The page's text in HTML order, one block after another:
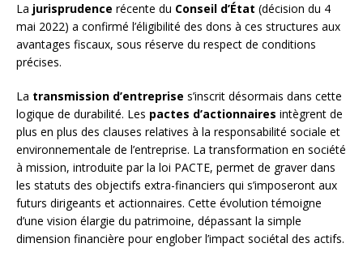
La jurisprudence récente du Conseil d’État (décision du 4
mai 2022) a confirmé l’éligibilité des dons à ces structures aux
avantages fiscaux, sous réserve du respect de conditions
précises.
La transmission d’entreprise s’inscrit désormais dans cette
logique de durabilité. Les pactes d’actionnaires intègrent de
plus en plus des clauses relatives à la responsabilité sociale et
environnementale de l’entreprise. La transformation en société
à mission, introduite par la loi PACTE, permet de graver dans
les statuts des objectifs extra-financiers qui s’imposeront aux
futurs dirigeants et actionnaires. Cette évolution témoigne
d’une vision élargie du patrimoine, dépassant la simple
dimension financière pour englober l’impact sociétal des actifs.